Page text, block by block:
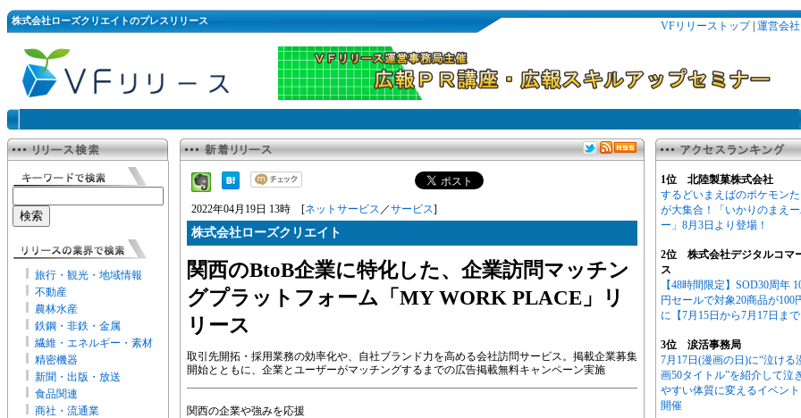
株式会社ローズクリエイトのプレスリリース VFリリーストップ| 運営会社
旅行・観光・地域情報
不動産
農林水産
鉄鋼・非鉄・金属
繊維・エネルギー・素材
精密機器
新聞・出版・放送
食品関連
商社・流通業
2022年04月19日 13時 [ネットサービス ／サービス]
株式会社ローズクリエイト
関西のBtoB企業に特化した、企業訪問マッチン
グプラットフォーム「MY WORK PLACE」リ
リース
取引先開拓・採用業務の効率化や、自社ブランド力を高める会社訪問サービス。掲載企業募集
開始とともに、企業とユーザーがマッチングするまでの広告掲載無料キャンペーン実施
関西の企業や強みを応援
1位 北陸製菓株式会社
するどいまえばのポケモン
が大集合！「いかりのまえ
ー」8月3日より登場！
2位 株式会社デジタルコマ
ス
【48時間限定】SOD30周年
円セールで対象20商品が100
に【7月15日から7月17日まで
3位 涙活事務局
7月17日(漫画の日)に“泣ける
画50タイトル”を紹介して泣
やすい体質に変えるイベン
開催